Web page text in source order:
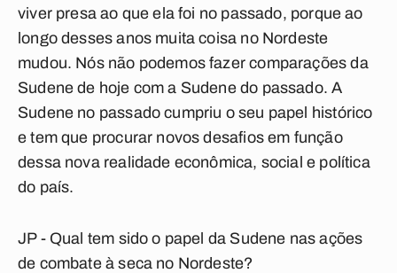
viver presa ao que ela foi no passado, porque ao
longo desses anos muita coisa no Nordeste
mudou. Nós não podemos fazer comparações da
Sudene de hoje com a Sudene do passado. A
Sudene no passado cumpriu o seu papel histórico
e tem que procurar novos desafios em função
dessa nova realidade econômica, social e política
do país.
JP - Qual tem sido o papel da Sudene nas ações
de combate à seca no Nordeste?